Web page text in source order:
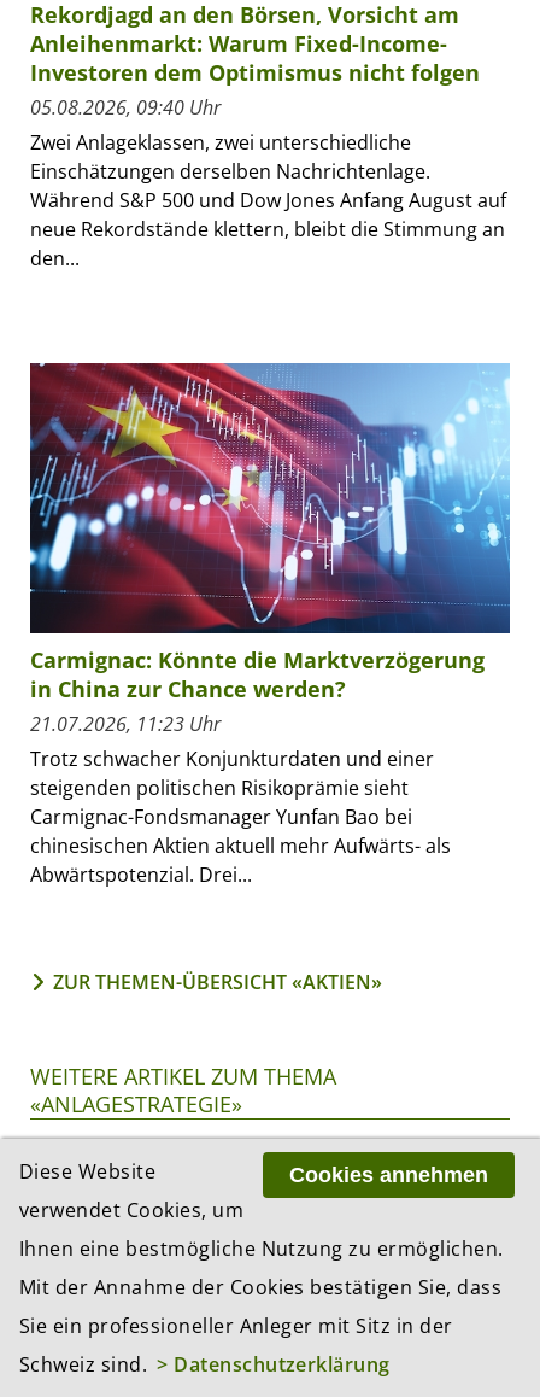
Rekordjagd an den Börsen, Vorsicht am
Anleihenmarkt: Warum Fixed-Income-
Investoren dem Optimismus nicht folgen
05.08.2026, 09:40 Uhr
Zwei Anlageklassen, zwei unterschiedliche
Einschätzungen derselben Nachrichtenlage.
Während S&P 500 und Dow Jones Anfang August auf
neue Rekordstände klettern, bleibt die Stimmung an
den...
Carmignac: Könnte die Marktverzögerung
in China zur Chance werden?
21.07.2026, 11:23 Uhr
Trotz schwacher Konjunkturdaten und einer
steigenden politischen Risikoprämie sieht
Carmignac-Fondsmanager Yunfan Bao bei
chinesischen Aktien aktuell mehr Aufwärts- als
Abwärtspotenzial. Drei...
ZUR THEMEN-ÜBERSICHT «AKTIEN»
WEITERE ARTIKEL ZUM THEMA
«ANLAGESTRATEGIE»
Cookies annehmen
Diese Website
verwendet Cookies, um
Ihnen eine bestmögliche Nutzung zu ermöglichen.
Mit der Annahme der Cookies bestätigen Sie, dass
Sie ein professioneller Anleger mit Sitz in der
Schweiz sind. > Datenschutzerklärung